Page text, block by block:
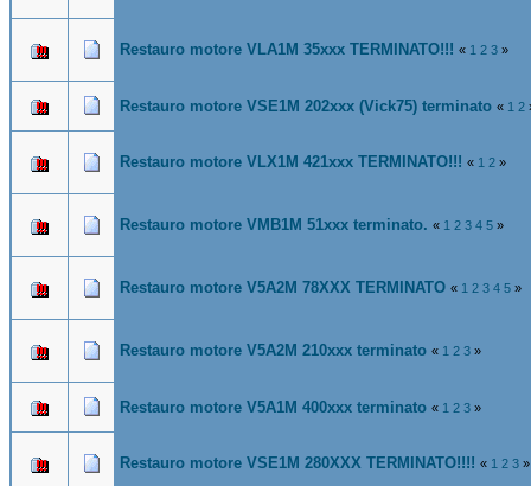
Restauro motore VLA1M 35xxx TERMINATO!!! « 1 2 3 »
Restauro motore VSE1M 202xxx (Vick75) terminato « 1 2
Restauro motore VLX1M 421xxx TERMINATO!!! « 1 2 »
Restauro motore VMB1M 51xxx terminato. « 1 2 3 4 5 »
Restauro motore V5A2M 78XXX TERMINATO « 1 2 3 4 5 »
Restauro motore V5A2M 210xxx terminato « 1 2 3 »
Restauro motore V5A1M 400xxx terminato « 1 2 3 »
Restauro motore VSE1M 280XXX TERMINATO!!!! « 1 2 3 »